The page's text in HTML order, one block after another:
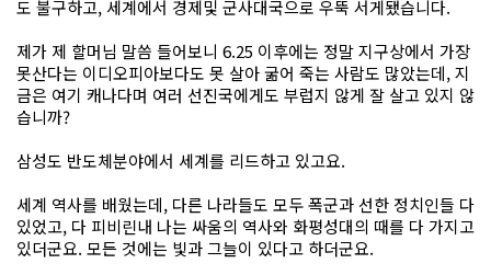
도 불구하고, 세계에서 경제및 군사대국으로 우뚝 서게됐습니다.
제가 제 할머님 말씀 들어보니 6.25 이후에는 정말 지구상에서 가장
못산다는 이디오피아보다도 못 살아 굶어 죽는 사람도 많았는데, 지
금은 여기 캐나다며 여러 선진국에게도 부럽지 않게 잘 살고 있지 않
습니까?
삼성도 반도체분야에서 세계를 리드하고 있고요.
세계 역사를 배웠는데, 다른 나라들도 모두 폭군과 선한 정치인들 다
있었고, 다 피비린내 나는 싸움의 역사와 화평성대의 때를 다 가지고
있더군요. 모든 것에는 빛과 그늘이 있다고 하더군요.